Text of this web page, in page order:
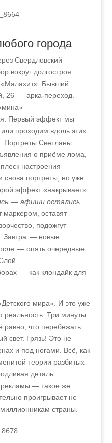
города
Свердловский
вокруг долгостроя.
Бывший
26 — арка-переход.
Первый эффект мы
проходим вдоль этих
Светланы
о приёме лома,
настроения —
портреты, но уже
эффект «накрывает»
— афиши остались
маркером, оставят
подожгут
Завтра — новые
— опять очередные
— как клондайк для
мира». И это уже
реальность. Три минуты
равно, что перебежать
свет. Грязь! Это не
и под ногами. Всё, как
теории разбитых
деталь.
— такое же
проигрывает не
страны.